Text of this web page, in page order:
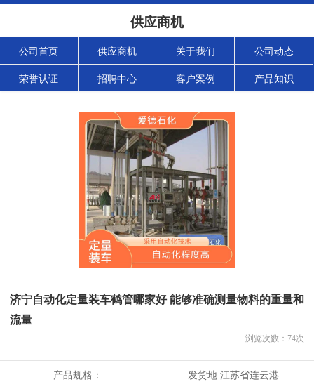
供应商机
公司首页 供应商机 关于我们 公司动态
荣誉认证 招聘中心 客户案例 产品知识
济宁自动化定量装车鹤管哪家好 能够准确测量物料的重量和
流量
浏览次数： 74次
产品规格： 发货地:江苏省连云港